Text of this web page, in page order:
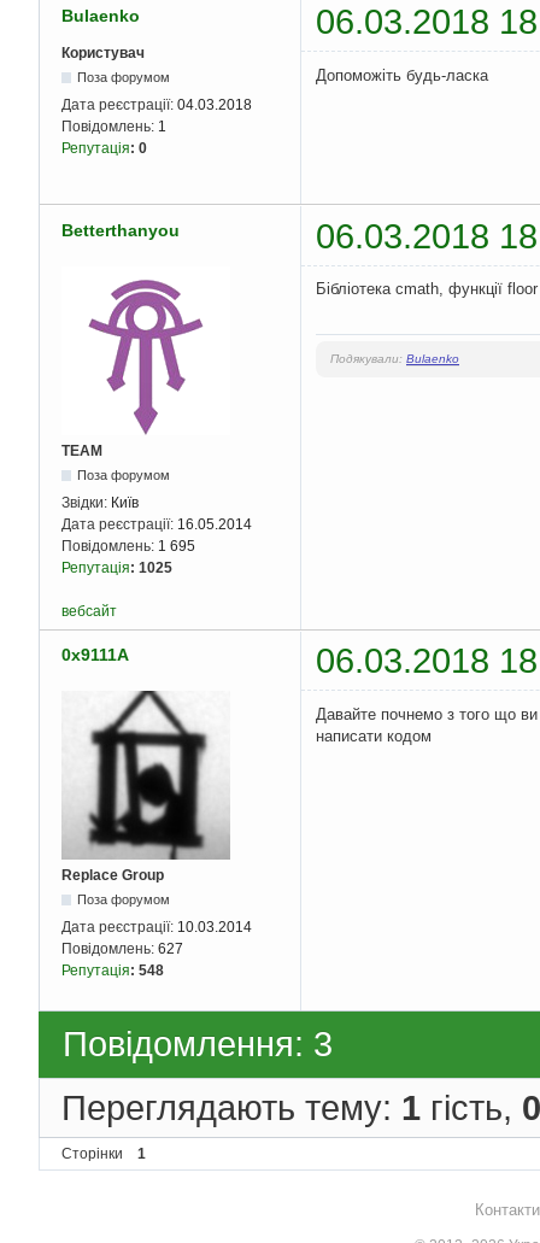
Bulaenko 06.03.2018
Користувач
Поза форумом
Дата реєстрації: 04.03.2018
Повідомлень: 1
Репутація: 0
Допоможіть будь-ласка
Betterthanyou 06.03.2018
TEAM
Поза форумом
Звідки: Київ
Дата реєстрації: 16.05.2014
Повідомлень: 1 695
Репутація: 1025
Бібліотека cmath, функції
Подякували: Bulaenko
вебсайт
0x9111A 06.03.2018
Replace Group
Поза форумом
Дата реєстрації: 10.03.2014
Повідомлень: 627
Репутація: 548
Давайте почнемо з того що
написати кодом
Повідомлення: 3
Переглядають тему: 1 гість, 0
Сторінки 1